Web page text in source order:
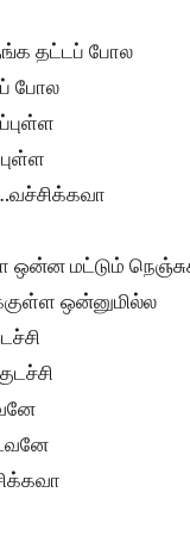
தட்டப் போல
போல
ஒன்ன மட்டும்
ஒன்னுமில்ல